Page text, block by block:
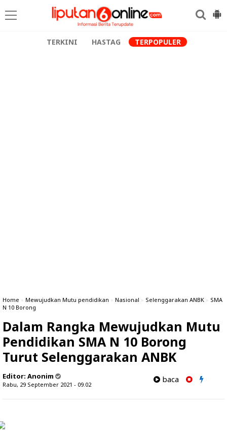
TERKINI HASTAG TERPOPULER
Home » Mewujudkan Mutu pendidikan » Nasional » Selenggarakan ANBK » SMA
N 10 Borong
Dalam Rangka Mewujudkan Mutu
Pendidikan SMA N 10 Borong
Turut Selenggarakan ANBK
Editor: Anonim
Rabu, 29 September 2021 - 09.02
baca